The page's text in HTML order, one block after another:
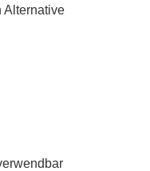
Alternative